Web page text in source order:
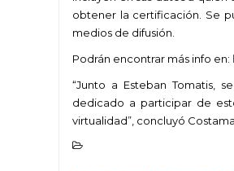
obtener la certificación. Se
medios de difusión.
Podrán encontrar más info en:
“Junto a Esteban Tomatis,
dedicado a participar de
virtualidad”, concluyó